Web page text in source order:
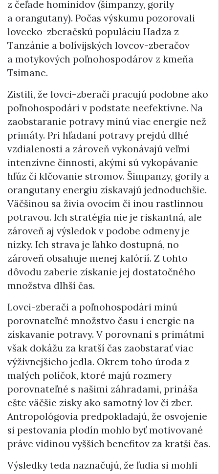
z čeľade hominidov (šimpanzy, gorily
a orangutany). Počas výskumu pozorovali
lovecko-zberačskú populáciu Hadza z
Tanzánie a bolívijských lovcov-zberačov
a motykových poľnohospodárov z kmeňa
Tsimane.
Zistili, že lovci-zberači pracujú podobne ako
poľnohospodári v podstate neefektívne. Na
zaobstaranie potravy minú viac energie než
primáty. Pri hľadaní potravy prejdú dlhé
vzdialenosti a zároveň vykonávajú veľmi
intenzívne činnosti, akými sú vykopávanie
hľúz či klčovanie stromov. Šimpanzy, gorily a
orangutany energiu získavajú jednoduchšie.
Väčšinou sa živia ovocím či inou rastlinnou
potravou. Ich stratégia nie je riskantná, ale
zároveň aj výsledok v podobe odmeny je
nízky. Ich strava je ľahko dostupná, no
zároveň obsahuje menej kalórií. Z tohto
dôvodu zaberie získanie jej dostatočného
množstva dlhší čas.
Lovci-zberači a poľnohospodári minú
porovnateľné množstvo času i energie na
získavanie potravy. V porovnaní s primátmi
však dokážu za kratší čas zaobstarať viac
výživnejšieho jedla. Okrem toho úroda z
malých políčok, ktoré majú rozmery
porovnateľné s našimi záhradami, prináša
ešte väčšie zisky ako samotný lov či zber.
Antropológovia predpokladajú, že osvojenie
si pestovania plodín mohlo byť motivované
práve vidinou vyšších benefitov za kratší čas.
Výsledky teda naznačujú, že ľudia si mohli